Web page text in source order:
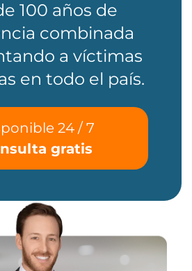
100 años de
combinada
a víctimas
en todo el país.
24 / 7
gratis